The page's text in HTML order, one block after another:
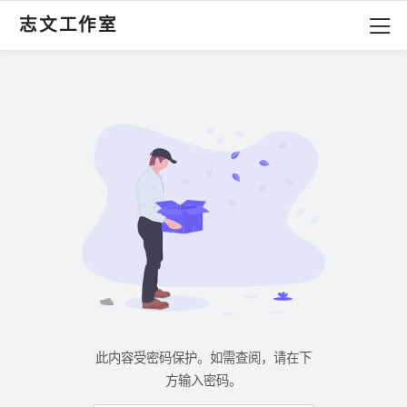
志文工作室
此内容受密码保护。如需查阅，请在下
方输入密码。
密码：